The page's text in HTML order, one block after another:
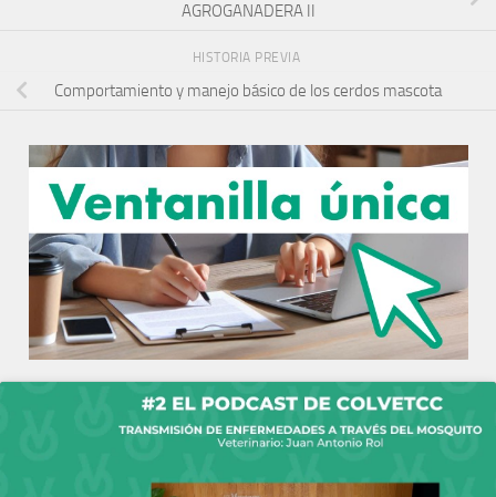
AGROGANADERA II
HISTORIA PREVIA
Comportamiento y manejo básico de los cerdos mascota